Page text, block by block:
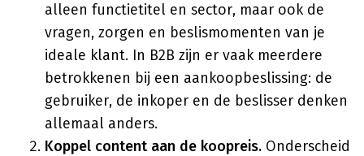
alleen functietitel en sector, maar ook de
vragen, zorgen en beslismomenten van je
ideale klant. In B2B zijn er vaak meerdere
betrokkenen bij een aankoopbeslissing: de
gebruiker, de inkoper en de beslisser denken
allemaal anders.
Koppel content aan de koopreis. Onderscheid